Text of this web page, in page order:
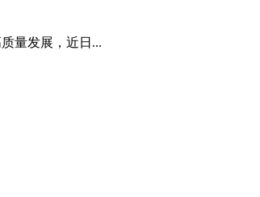
量发展，近日...